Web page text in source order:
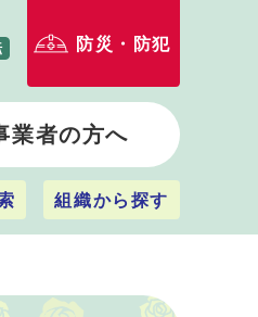
防災・防犯
業者の方へ
組織から探す